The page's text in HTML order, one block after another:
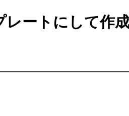
ートにして作